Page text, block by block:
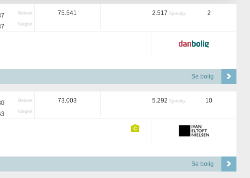
Beboet
Vægtet
75.541 2.517 Ejerudg. 2
Se bolig
Beboet
Vægtet
73.003 5.292 Ejerudg. 10
Se bolig